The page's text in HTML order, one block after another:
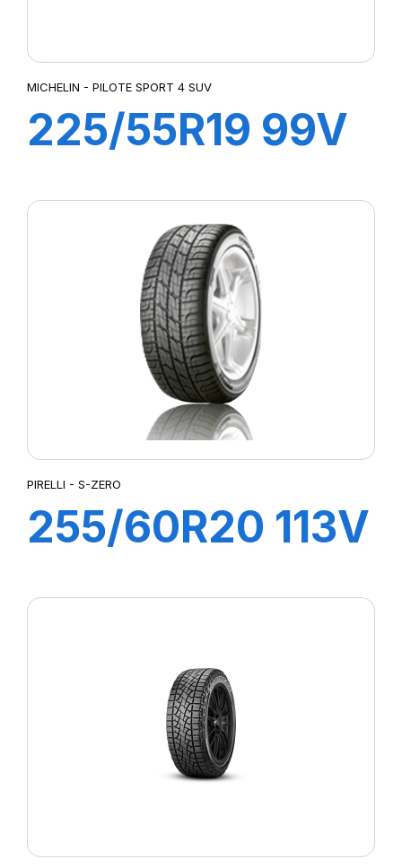
MICHELIN - PILOTE SPORT 4 SUV
225/55R19 99V
PIRELLI - S-ZERO
255/60R20 113V